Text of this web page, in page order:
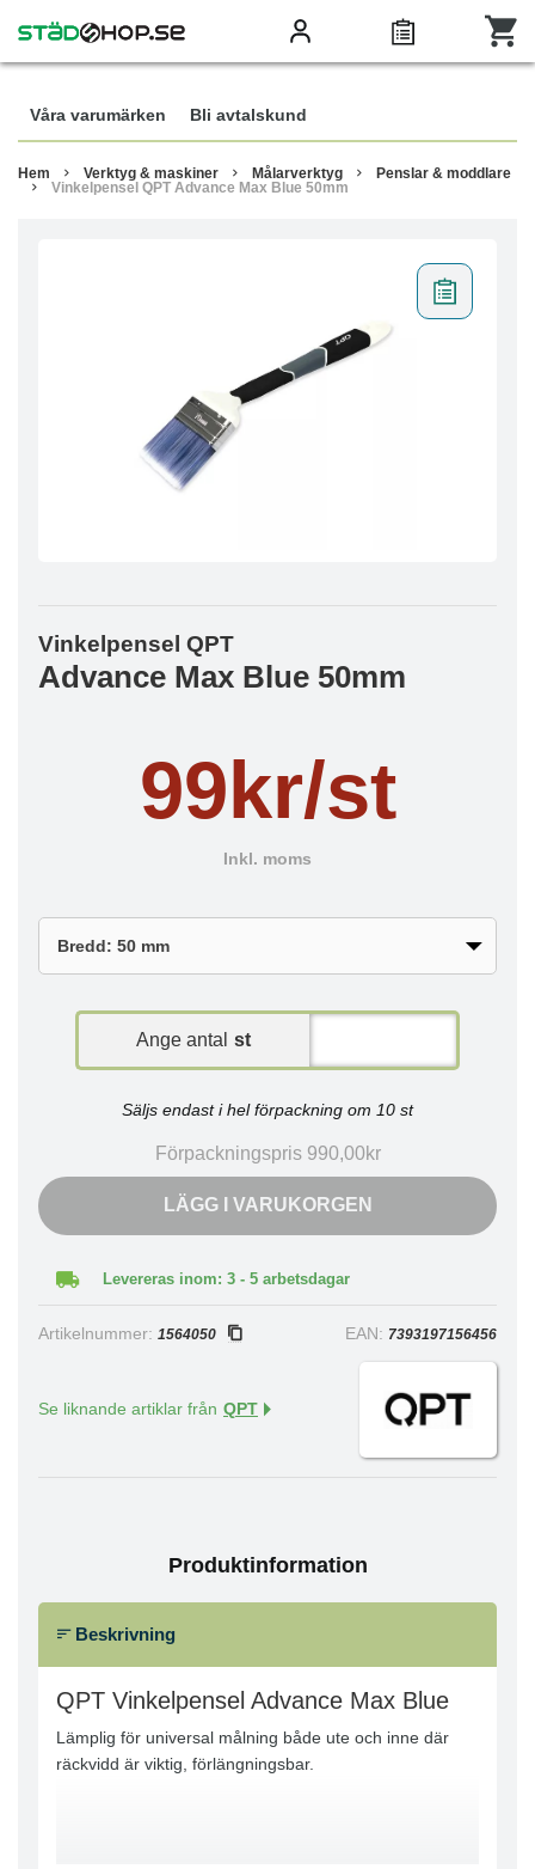
Våra varumärken Bli avtalskund
Hem Verktyg & maskiner Målarverktyg
Penslar & moddlare
Vinkelpensel QPT Advance Max Blue 50mm
Vinkelpensel QPT
Advance Max Blue 50mm
99kr/st
Inkl. moms
Ange antal st
Säljs endast i hel förpackning om 10 st
Förpackningspris 990,00kr
LÄGG I VARUKORGEN
Levereras inom: 3 - 5 arbetsdagar
Artikelnummer: 1564050 EAN: 7393197156456
Se liknande artiklar från QPT
Produktinformation
Beskrivning
QPT Vinkelpensel Advance Max Blue
Lämplig för universal målning både ute och inne där
räckvidd är viktig, förlängningsbar.